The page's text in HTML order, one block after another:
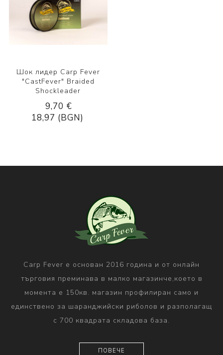
Шок лидер Carp Fever
"CastFever" Braided
Shockleader
9,70 €
18,97 (BGN)
Carp Fever е основан 2016 година и от онлайн
търговия преминава в малко магазинче,което в
момента е 150кв. магазин профилиран само и
единствено за шаранджийски риболов и разполагащ
с 700 квадрата складова база.
ПОВЕЧЕ